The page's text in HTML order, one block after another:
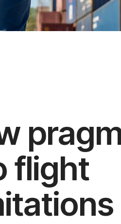
flight